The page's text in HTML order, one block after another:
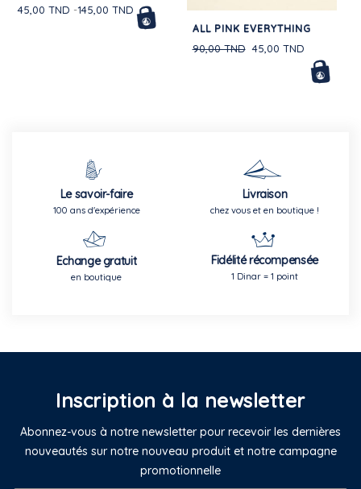
45,00 TND 145,00 TND
ALL PINK EVERYTHING
45,00 TND
90,00 TND
Le savoir-faire
100 ans d'expérience
Livraison
chez vous et en boutique !
Echange gratuit
en boutique
Fidélité récompensée
1 Dinar = 1 point
Inscription à la newsletter
Abonnez-vous à notre newsletter pour recevoir les dernières
nouveautés sur notre nouveau produit et notre campagne
promotionnelle